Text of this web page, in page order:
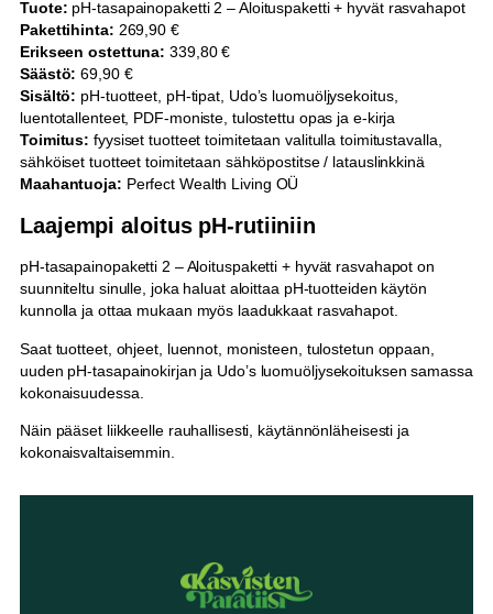
Tuote: pH-tasapainopaketti 2 – Aloituspaketti + hyvät rasvahapot
Pakettihinta: 269,90 €
Erikseen ostettuna: 339,80 €
Säästö: 69,90 €
Sisältö: pH-tuotteet, pH-tipat, Udo’s luomuöljysekoitus,
luentotallenteet, PDF-moniste, tulostettu opas ja e-kirja
Toimitus: fyysiset tuotteet toimitetaan valitulla toimitustavalla,
sähköiset tuotteet toimitetaan sähköpostitse / latauslinkkinä
Maahantuoja: Perfect Wealth Living OÜ
Laajempi aloitus pH-rutiiniin
pH-tasapainopaketti 2 – Aloituspaketti + hyvät rasvahapot on
suunniteltu sinulle, joka haluat aloittaa pH-tuotteiden käytön
kunnolla ja ottaa mukaan myös laadukkaat rasvahapot.
Saat tuotteet, ohjeet, luennot, monisteen, tulostetun oppaan,
uuden pH-tasapainokirjan ja Udo’s luomuöljysekoituksen samassa
kokonaisuudessa.
Näin pääset liikkeelle rauhallisesti, käytännönläheisesti ja
kokonaisvaltaisemmin.